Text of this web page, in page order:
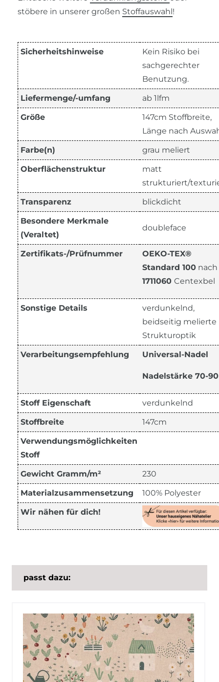
stöbere in unserer großen Stoffauswahl!
Sicherheitshinweise
Kein Risiko bei
sachgerechter
Benutzung.
Liefermenge/-umfang ab 1lfm
Größe
147cm Stoffbreite,
Länge nach
Farbe(n) grau meliert
Oberflächenstruktur
matt
strukturiert/
Transparenz blickdicht
Besondere Merkmale
(Veraltet)
doubleface
Zertifikats-/Prüfnummer
OEKO-TEX®
Standard 100 nach
1711060 Centexbel
Sonstige Details
verdunkelnd,
beidseitig melierte
Strukturoptik
Verarbeitungsempfehlung Universal-Nadel
Nadelstärke 70-
Stoff Eigenschaft verdunkelnd
Stoffbreite 147cm
Verwendungsmöglichkeiten
Stoff
Gewicht Gramm/m² 230
Materialzusammensetzung 100% Polyester
Wir nähen für dich!
passt dazu: